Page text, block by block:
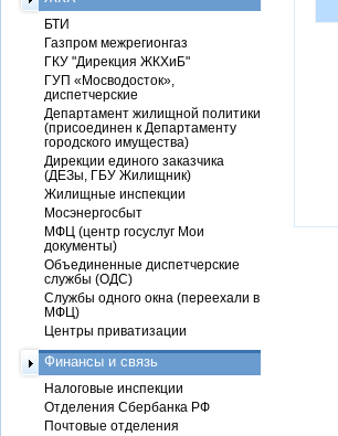
БТИ
Газпром межрегионгаз
ГКУ "Дирекция ЖКХиБ"
ГУП «Мосводосток»,
диспетчерские
Департамент жилищной политики
(присоединен к Департаменту
городского имущества)
Дирекции единого заказчика
(ДЕЗы, ГБУ Жилищник)
Жилищные инспекции
Мосэнергосбыт
МФЦ (центр госуслуг Мои
документы)
Объединенные диспетчерские
службы (ОДС)
Службы одного окна (переехали в
МФЦ)
Центры приватизации
Финансы и связь
Налоговые инспекции
Отделения Сбербанка РФ
Почтовые отделения